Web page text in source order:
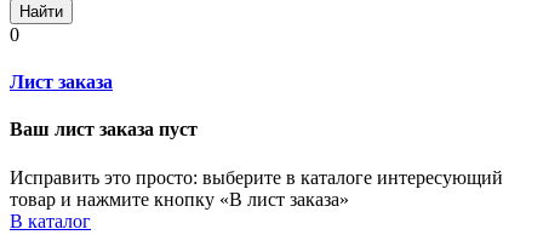
Найти
0
Лист заказа
Ваш лист заказа пуст
Исправить это просто: выберите в каталоге интересующий
товар и нажмите кнопку «В лист заказа»
В каталог